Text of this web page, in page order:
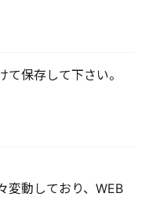
保存して下さい。
変動しており、WEB